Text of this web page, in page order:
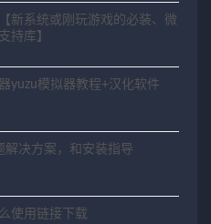
新系统或刚玩游戏的必装、微
持库】
yuzu模拟器教程+汉化软件
解决方案，和安装指导
使用链接下载